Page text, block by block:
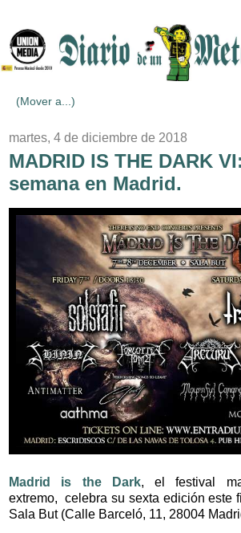
martes, 4 de diciembre de 2018
MADRID IS THE DARK
semana en Madrid.
Madrid is the Dark, el festival
extremo, celebra su sexta edición este
Sala But (Calle Barceló, 11, 28004